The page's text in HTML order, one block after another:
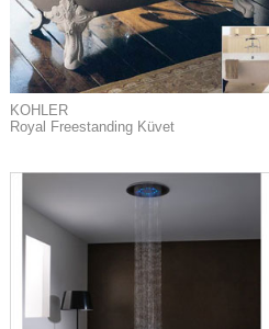
KOHLER
Royal Freestanding Küvet